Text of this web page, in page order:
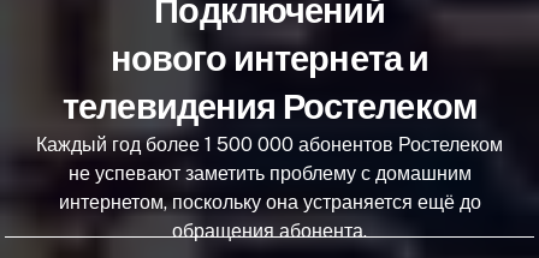
Подключений
нового интернета и
телевидения Ростелеком
Каждый год более 1 500 000 абонентов Ростелеком
не успевают заметить проблему с домашним
интернетом, поскольку она устраняется ещё до
обращения абонента.